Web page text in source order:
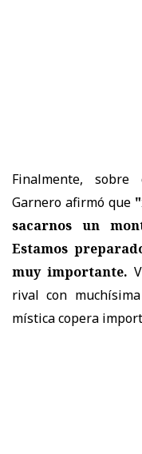
Finalmente,
Garnero afirmó que
sacarnos un
Estamos
muy importante.
rival con
mística copera